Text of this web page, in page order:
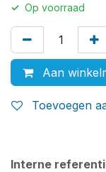
✓ Op voorraad
Aan
Toevoegen
Interne